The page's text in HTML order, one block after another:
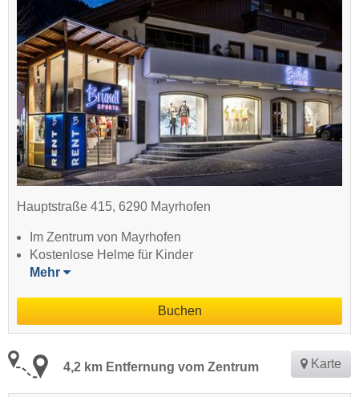
Hauptstraße 415, 6290 Mayrhofen
Im Zentrum von Mayrhofen
Kostenlose Helme für Kinder
Mehr
Buchen
4,2 km Entfernung vom Zentrum Karte